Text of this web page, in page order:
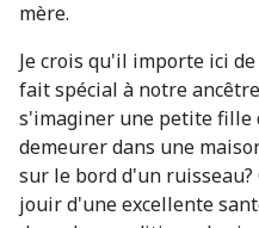
mère.
Je crois qu'il importe ici
fait spécial à notre
s'imaginer une petite fille
demeurer dans une
sur le bord d'un
jouir d'une excellente